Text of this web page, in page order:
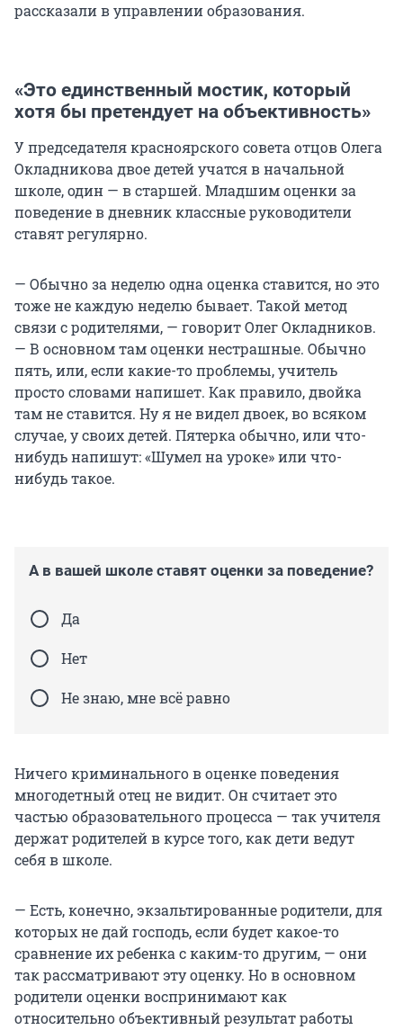
рассказали в управлении образования.
«Это единственный мостик, который
хотя бы претендует на объективность»
У председателя красноярского совета отцов Олега
Окладникова двое детей учатся в начальной
школе, один — в старшей. Младшим оценки за
поведение в дневник классные руководители
ставят регулярно.
— Обычно за неделю одна оценка ставится, но это
тоже не каждую неделю бывает. Такой метод
связи с родителями, — говорит Олег Окладников.
— В основном там оценки нестрашные. Обычно
пять, или, если какие-то проблемы, учитель
просто словами напишет. Как правило, двойка
там не ставится. Ну я не видел двоек, во всяком
случае, у своих детей. Пятерка обычно, или что-
нибудь напишут: «Шумел на уроке» или что-
нибудь такое.
А в вашей школе ставят оценки за поведение?
Да
Нет
Не знаю, мне всё равно
Ничего криминального в оценке поведения
многодетный отец не видит. Он считает это
частью образовательного процесса — так учителя
держат родителей в курсе того, как дети ведут
себя в школе.
— Есть, конечно, экзальтированные родители, для
которых не дай господь, если будет какое-то
сравнение их ребенка с каким-то другим, — они
так рассматривают эту оценку. Но в основном
родители оценки воспринимают как
относительно объективный результат работы